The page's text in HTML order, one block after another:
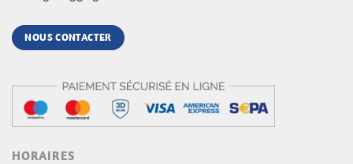
NOUS CONTACTER
HORAIRES